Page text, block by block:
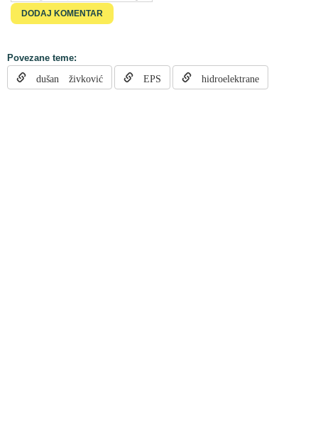
Povezane teme:
dušan živković EPS hidroelektrane